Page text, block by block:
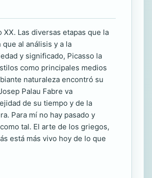
Las diversas etapas que la
al análisis y a la
y significado, Picasso la
como principales medios
naturaleza encontró su
Palau Fabre va
de su tiempo y de la
Para mí no hay pasado y
tal. El arte de los griegos,
está más vivo hoy de lo que